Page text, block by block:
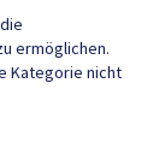
ermöglichen.
Kategorie nicht